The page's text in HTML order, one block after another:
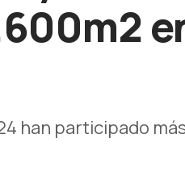
han participado